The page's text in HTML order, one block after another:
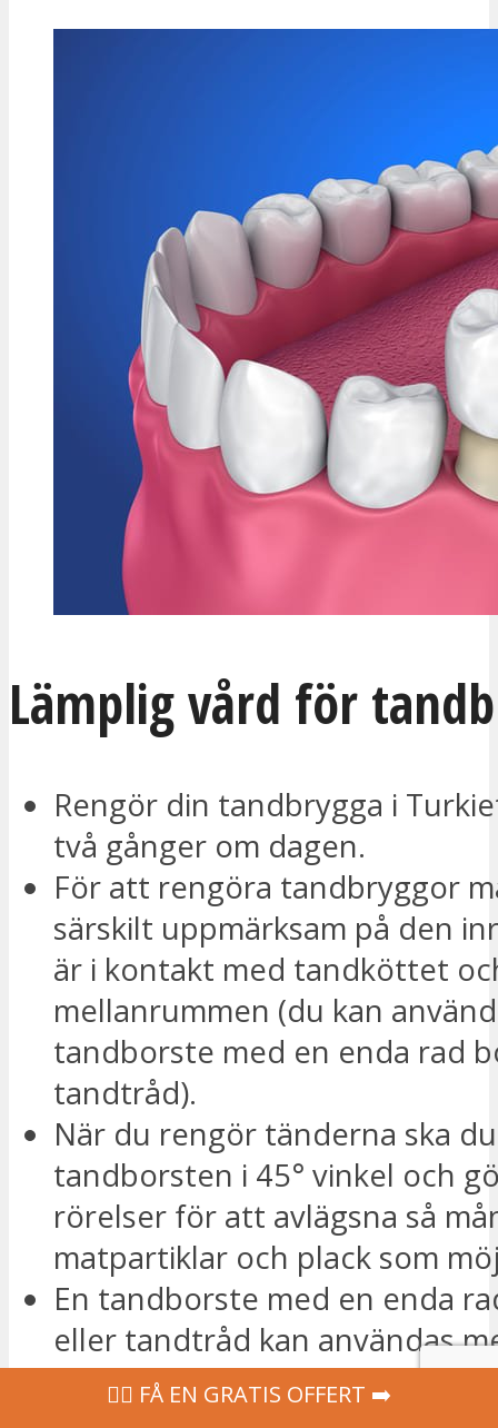
Lämplig vård för
Rengör din tandbrygga i
två gånger om dagen.
För att rengöra tandbryggor
särskilt uppmärksam på den
är i kontakt med tandköttet
mellanrummen (du kan
tandborste med en enda rad
tandtråd).
När du rengör tänderna ska
tandborsten i 45° vinkel och
rörelser för att avlägsna så
matpartiklar och plack som
En tandborste med en enda
eller tandtråd kan användas
mängd tandkräm.
‍👩‍⚕ FÅ EN GRATIS OFFERT ➡️